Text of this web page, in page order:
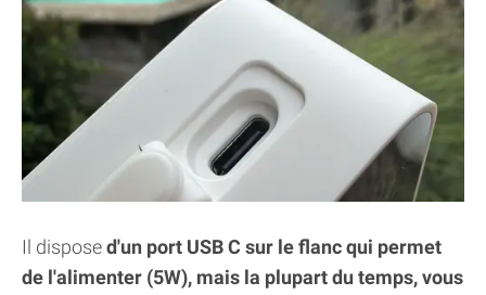
Il disposed'un port USB C sur le flanc qui permet
de l'alimenter (5W), mais la plupart du temps, vous